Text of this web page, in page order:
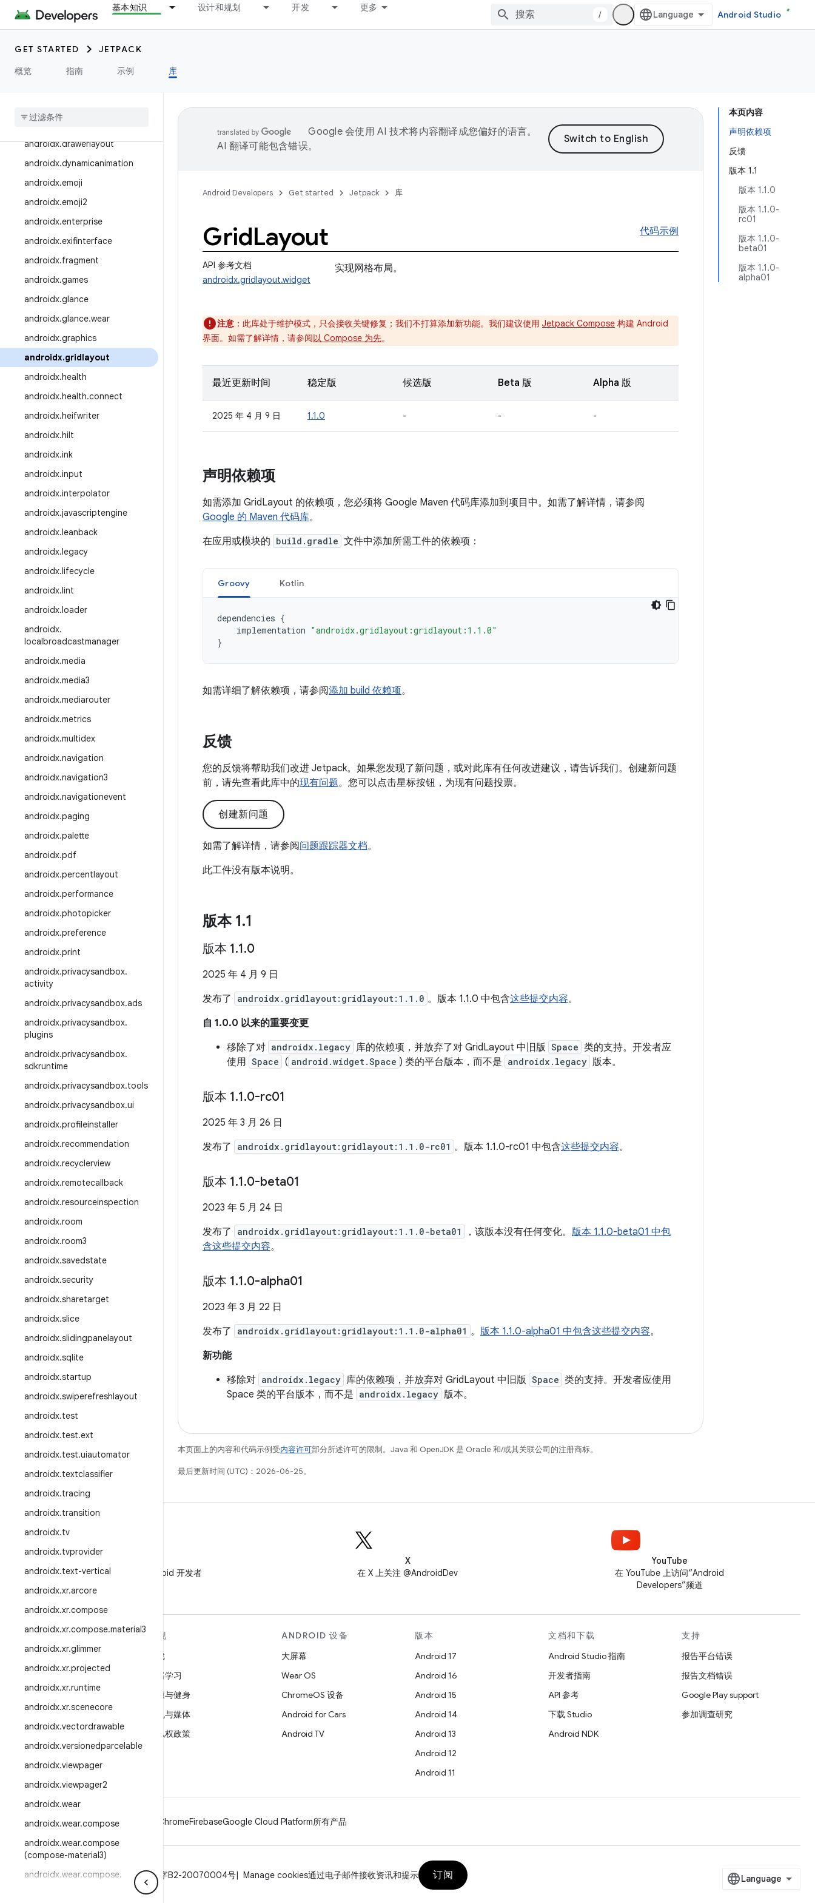
基本知识 设计和规划 开发 更多
/ Android Studio
GET STARTED
JETPACK
概览
指南 示例 库
androidx.credentials.registry
androidx.cursoradapter
androidx.customview
androidx.databinding
androidx .
androidx.drawerlayout
androidx.dynamicanimation
androidx.emoji
androidx.emoji2
androidx.enterprise
androidx.exifinterface
androidx.fragment
androidx.games
androidx.glance
androidx.glance.wear
androidx.graphics
androidx.gridlayout
androidx.health
androidx.health.connect
androidx.heifwriter
androidx.hilt
androidx.ink
androidx.input
androidx.interpolator
androidx.javascriptengine
androidx.leanback
androidx.legacy
androidx.lifecycle
androidx.lint
androidx.loader
androidx.
localbroadcastmanager
androidx.media
androidx.media3
androidx.mediarouter
androidx.metrics
androidx.multidex
androidx.navigation
androidx.navigation3
androidx.navigationevent
androidx.paging
androidx.palette
androidx.pdf
androidx.percentlayout
androidx.performance
androidx.photopicker
androidx.preference
androidx.print
androidx.privacysandbox.
activity
androidx.privacysandbox.ads
androidx.privacysandbox.
plugins
androidx.privacysandbox.
sdkruntime
androidx.privacysandbox.tools
androidx.privacysandbox.ui
androidx.profileinstaller
androidx.recommendation
androidx.recyclerview
androidx.remotecallback
androidx.resourceinspection
androidx.room
androidx.room3
androidx.savedstate
androidx.security
androidx.sharetarget
androidx.slice
androidx.slidingpanelayout
androidx.sqlite
androidx.startup
androidx.swiperefreshlayout
androidx.test
androidx.test.ext
androidx.test.uiautomator
androidx.textclassifier
androidx.tracing
androidx.transition
androidx.tv
androidx.tvprovider
androidx.text-vertical
androidx.xr.arcore
androidx.xr.compose
androidx.xr.compose.material3
androidx.xr.glimmer
androidx.xr.projected
androidx.xr.runtime
androidx.xr.scenecore
androidx.vectordrawable
androidx.versionedparcelable
androidx.viewpager
androidx.viewpager2
androidx.wear
androidx.wear.compose
androidx.wear.compose
(compose-material3)
androidx.wear.compose.
remote（remote-material3）
本页内容
声明依赖项
反馈
版本 1.1
版本 1.1.0
版本 1.1.0-
rc01
版本 1.1.0-
beta01
版本 1.1.0-
alpha01
Google 会使用 AI 技术将内容翻译成您偏好的语言。
AI 翻译可能包含错误。
Android Developers Get started Jetpack 库
GridLayout 代码示例
API 参考文档
androidx.gridlayout.widget
实现网格布局。
注意 ：此库处于维护模式，只会接收关键修复；我们不打算添加新功能。我们建议使用 Jetpack Compose 构建 Android
界面。如需了解详情，请参阅以 Compose 为先。
最近更新时间 稳定版 候选版 Beta 版 Alpha 版
2025 年 4 月 9 日 1.1.0 - - -
声明依赖项
如需添加 GridLayout 的依赖项，您必须将 Google Maven 代码库添加到项目中。如需了解详情，请参阅
Google 的 Maven 代码库。
在应用或模块的 build.gradle 文件中添加所需工件的依赖项：
Groovy Kotlin
dependencies {
implementation "androidx.gridlayout:gridlayout:1.1.0"
}
如需详细了解依赖项，请参阅添加 build 依赖项。
反馈
您的反馈将帮助我们改进 Jetpack。如果您发现了新问题，或对此库有任何改进建议，请告诉我们。创建新问题
前，请先查看此库中的现有问题。您可以点击星标按钮，为现有问题投票。
创建新问题
如需了解详情，请参阅问题跟踪器文档。
此工件没有版本说明。
版本 1.1
版本 1.1.0
2025 年 4 月 9 日
发布了
androidx.gridlayout:gridlayout:1.1.0 。版本 1.1.0 中包含这些提交内容。
自 1.0.0 以来的重要变更
移除了对 androidx.legacy 库的依赖项，并放弃了对 GridLayout 中旧版 Space 类的支持。开发者应
使用 Space ( android.widget.Space ) 类的平台版本，而不是 androidx.legacy 版本。
版本 1.1.0-rc01
2025 年 3 月 26 日
发布了
androidx.gridlayout:gridlayout:1.1.0-rc01 。版本 1.1.0-rc01 中包含这些提交内容。
版本 1.1.0-beta01
2023 年 5 月 24 日
发布了
androidx.gridlayout:gridlayout:1.1.0-beta01 ，该版本没有任何变化。 版本 1.1.0-beta01 中包
含这些提交内容。
版本 1.1.0-alpha01
2023 年 3 月 22 日
发布了
androidx.gridlayout:gridlayout:1.1.0-alpha01 。 版本 1.1.0-alpha01 中包含这些提交内容。
新功能
移除对 androidx.legacy 库的依赖项，并放弃对 GridLayout 中旧版 Space 类的支持。开发者应使用
Space 类的平台版本，而不是 androidx.legacy 版本。
本页面上的内容和代码示例受内容许可部分所述许可的限制。Java 和 OpenJDK 是 Oracle 和/或其关联公司的注册商标。
最后更新时间 (UTC)：2026-06-25。
在微信中关注 Android 开发者
X
在 X 上关注 @AndroidDev
YouTube
在 YouTube 上访问“Android
Developers”频道
关于 ANDROID
适用于企业的 Android
发现
游戏
机器学习
健康与健身
相机与媒体
隐私权政策
ANDROID 设备
大屏幕
Wear OS
ChromeOS 设备
Android for Cars
Android TV
版本
Android 17
Android 16
Android 15
Android 14
Android 13
Android 12
Android 11
文档和下载
Android Studio 指南
开发者指南
API 参考
下载 Studio
Android NDK
支持
报告平台错误
报告文档错误
Google Play support
参加调查研究
ChromeFirebaseGoogle Cloud Platform所有产品
隐私权政策 许可 品牌指南 ICP证合字B2-20070004号 Manage cookies通过电子邮件接收资讯和提示 订阅